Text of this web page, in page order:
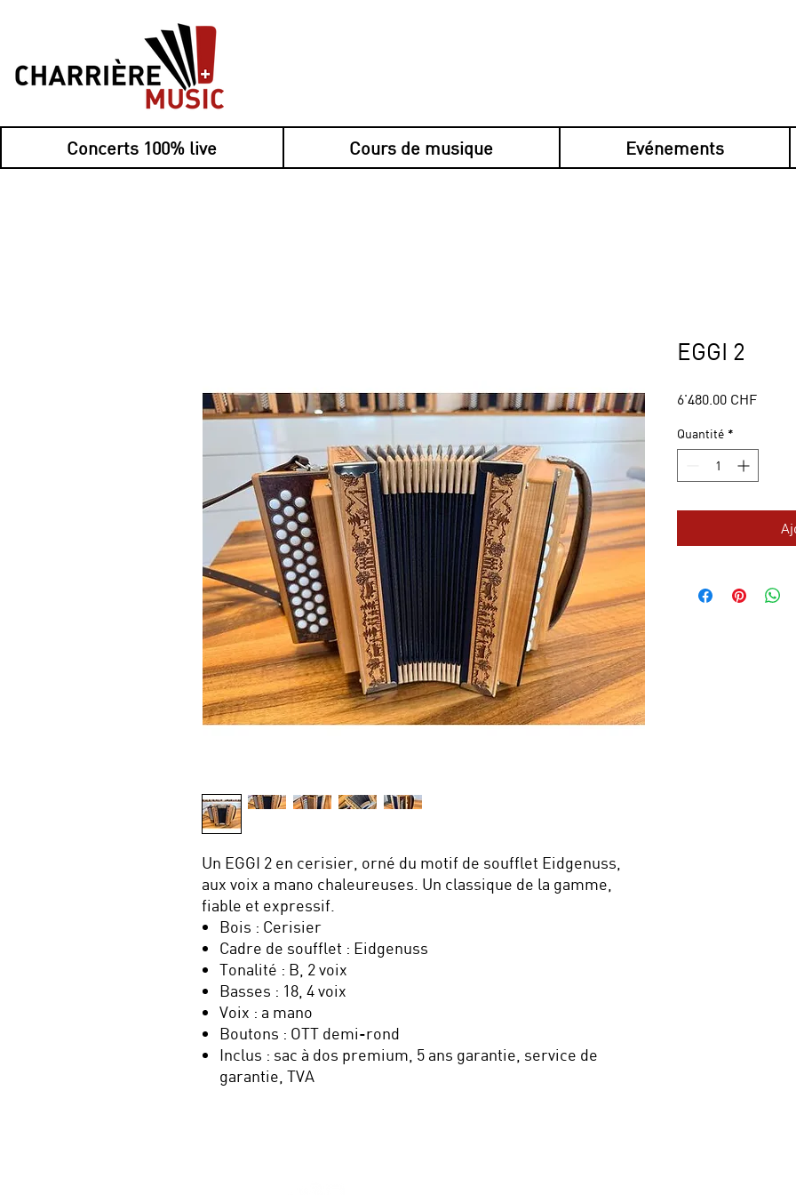
Concerts 100% live Cours de musique Evénements
Un EGGI 2 en cerisier, orné du motif de soufflet Eidgenuss,
aux voix a mano chaleureuses. Un classique de la gamme,
fiable et expressif.
Bois : Cerisier
Cadre de soufflet : Eidgenuss
Tonalité : B, 2 voix
Basses : 18, 4 voix
Voix : a mano
Boutons : OTT demi-rond
Inclus : sac à dos premium, 5 ans garantie, service de
garantie, TVA
EGGI 2
6'480.00 CHFPrix
Quantité *